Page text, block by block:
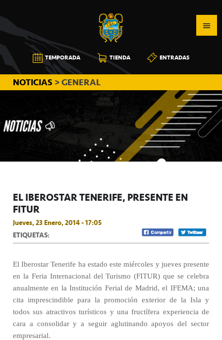
a
la
navegación
principal
al
contenido
principal
a
la
barra
lateral
principal
CB
CANARIAS
TEMPORADA TIENDA ENTRADAS
NOTICIAS > GENERAL
EL IBEROSTAR TENERIFE, PRESENTE EN
FITUR
Jueves, 23 Enero, 2014 - 17:05
ETIQUETAS:
El Iberostar Tenerife ha estado este miércoles y jueves presente
en la Feria Internacional del Turismo (FITUR) que se celebra
anualmente en la Institución Ferial de Madrid, el IFEMA; una
cita imprescindible para la promoción exterior de la Isla y
todos sus atractivos turísticos y una fructífera experiencia de
cara a consolidar y a seguir aglutinando apoyos del sector
empresarial.